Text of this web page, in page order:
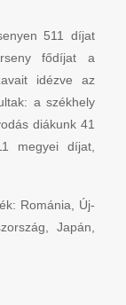
511 díjat
fődíjat a
idézve az
a székhely
diákunk 41
megyei díjat,
Románia, Új-
Japán,